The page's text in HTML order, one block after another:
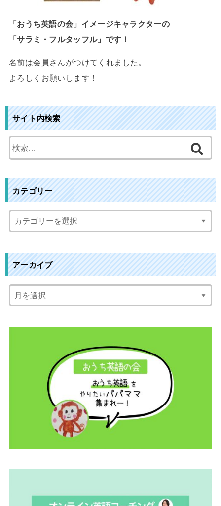
「おうち英語の会」イメージキャラクターの
「サラミ・フルタッフル」です！
名前は会員さんがつけてくれました。
よろしくお願いします！
サイト内検索
索
カテゴリー
アーカイブ